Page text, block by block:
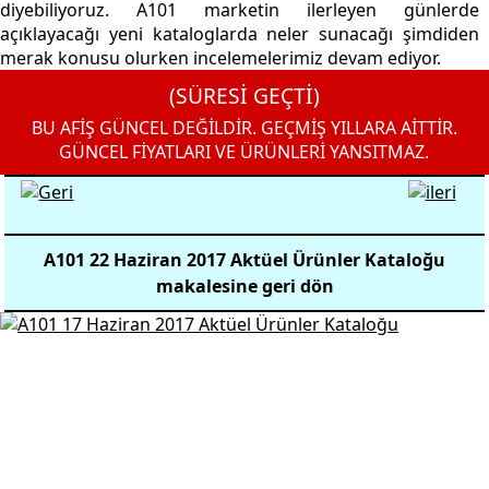
diyebiliyoruz. A101 marketin ilerleyen günlerde
açıklayacağı yeni kataloglarda neler sunacağı şimdiden
merak konusu olurken incelemelerimiz devam ediyor.
(SÜRESİ GEÇTİ)
BU AFİŞ GÜNCEL DEĞİLDİR. GEÇMİŞ YILLARA AİTTİR.
GÜNCEL FİYATLARI VE ÜRÜNLERİ YANSITMAZ.
A101 22 Haziran 2017 Aktüel Ürünler Kataloğu
makalesine geri dön